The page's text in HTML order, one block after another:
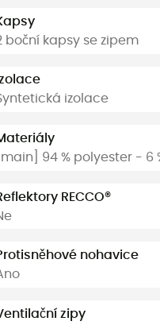
boční kapsy se zipem
izolace
[main] 94 % polyester - 6
RECCO®
nohavice
zipy